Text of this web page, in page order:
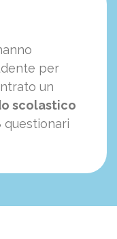
per
un
scolastico
questionari